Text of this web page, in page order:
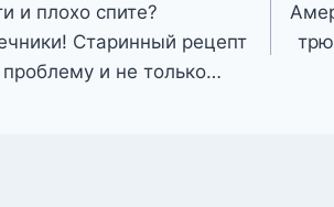
и плохо спите?
Старинный рецепт
и не только…